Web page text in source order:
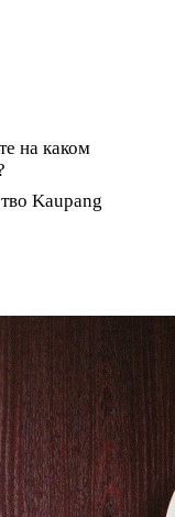
на каком
Kaupang